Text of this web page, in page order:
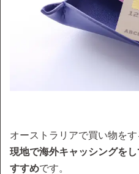
オーストラリアで買い物をす
現地で海外キャッシングを
すすめです。